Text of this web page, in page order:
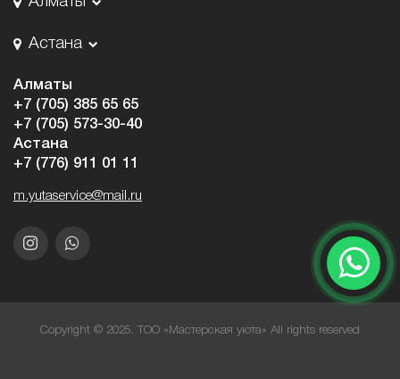
Астана
Алматы
+7 (705) 385 65 65
+7 (705) 573-30-40
Астана
+7 (776) 911 01 11
m.yutaservice@mail.ru
Copyright © 2025. ТОО «Мастерская уюта» All rights reserved